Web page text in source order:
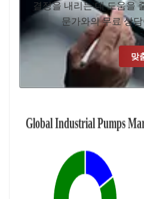
결정을 내리는 데 도움을
문가와의 무료 상
맞